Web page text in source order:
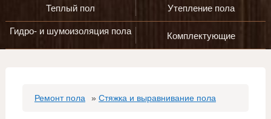
Теплый пол Утепление пола
Гидро- и шумоизоляция пола Комплектующие
Ремонт пола » Стяжка и выравнивание пола